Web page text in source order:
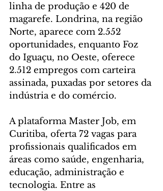
linha de produção e 420 de
magarefe. Londrina, na região
Norte, aparece com 2.552
oportunidades, enquanto Foz
do Iguaçu, no Oeste, oferece
2.512 empregos com carteira
assinada, puxadas por setores da
indústria e do comércio.
A plataforma Master Job, em
Curitiba, oferta 72 vagas para
profissionais qualificados em
áreas como saúde, engenharia,
educação, administração e
tecnologia. Entre as